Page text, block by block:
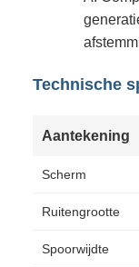
Technische
Aantekening
Scherm
Ruitengrootte
Spoorwijdte